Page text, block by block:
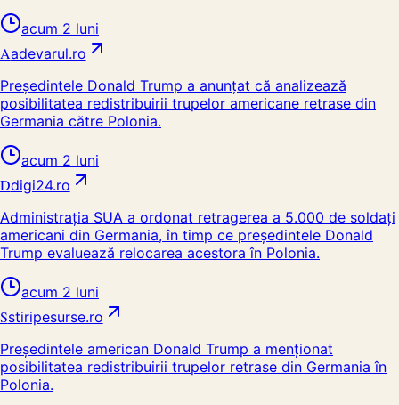
acum 2 luni
Aadevarul.ro
Președintele Donald Trump a anunțat că analizează
posibilitatea redistribuirii trupelor americane retrase din
Germania către Polonia.
acum 2 luni
Ddigi24.ro
Administrația SUA a ordonat retragerea a 5.000 de soldați
americani din Germania, în timp ce președintele Donald
Trump evaluează relocarea acestora în Polonia.
acum 2 luni
Sstiripesurse.ro
Președintele american Donald Trump a menționat
posibilitatea redistribuirii trupelor retrase din Germania în
Polonia.